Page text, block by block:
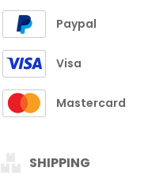
Paypal
Visa
Mastercard
SHIPPING